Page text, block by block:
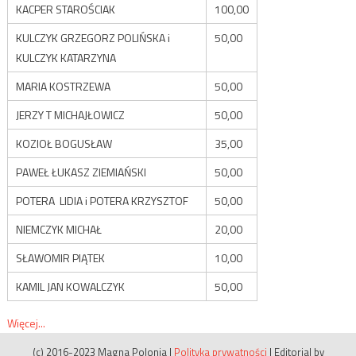
KACPER STAROŚCIAK
100,00
KULCZYK GRZEGORZ POLIŃSKA i
KULCZYK KATARZYNA
50,00
MARIA KOSTRZEWA
50,00
JERZY T MICHAJŁOWICZ
50,00
KOZIOŁ BOGUSŁAW
35,00
PAWEŁ ŁUKASZ ZIEMIAŃSKI
50,00
POTERA LIDIA i POTERA KRZYSZTOF
50,00
NIEMCZYK MICHAŁ
20,00
SŁAWOMIR PIĄTEK
10,00
KAMIL JAN KOWALCZYK
50,00
Więcej...
(c) 2016-2023 Magna Polonia | Polityka prywatności | Editorial by